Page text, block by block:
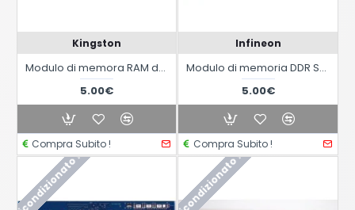
Kingston
Modulo di memora RAM da 1GB DDR3-1066 KVR1066D3N7/1G
5.00€
Compra Subito !
Infineon
Modulo di memoria DDR SODIMM da 256MB 333mhz CL 2.5 PC2700
5.00€
Compra Subito !
Ricondizionato ! Ricondizionato !